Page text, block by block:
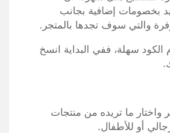
بخصومات إضافية بجانب
والتي سوف تجدها بالمتجر.
سهلة، ففي البداية انسخ
واختار ما تريده من منتجات
أو للأطفال.